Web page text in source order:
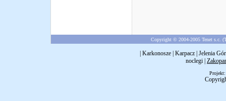
Copyright © 2004-2005 Tenet s.c.
Karkonosze Karpacz Jelenia
noclegi